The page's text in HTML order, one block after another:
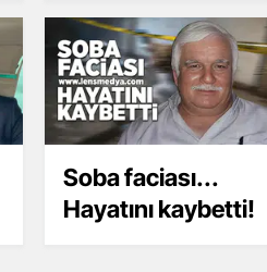
Soba faciası...
Hayatını kaybetti!